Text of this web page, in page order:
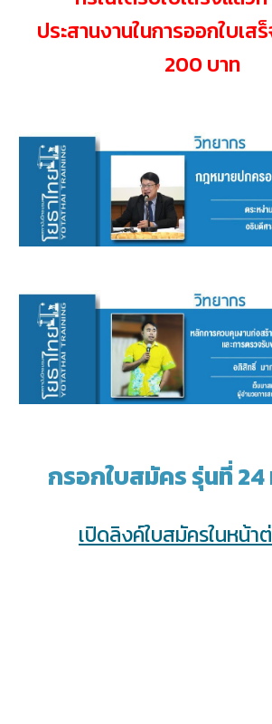
ประสานงานในการออกใบเส
200 บาท
กรอกใบสมัคร รุ่นที่
เปิดลิงค์ใบสมัครในหน้า